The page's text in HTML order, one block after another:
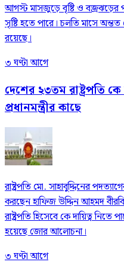
আগস্ট মাসজুড়ে বৃষ্টি ও বজ্রঝড়ের
সৃষ্টি হতে পারে। চলতি মাসে
রয়েছে।
৩ ঘণ্টা আগে
দেশের ২৩তম রাষ্ট্রপতি কে
প্রধানমন্ত্রীর কাছে
রাষ্ট্রপতি মো. সাহাবুদ্দিনের
করছেন হাফিজ উদ্দিন আহমদ
রাষ্ট্রপতি হিসেবে কে দায়িত্ব
হয়েছে জোর আলোচনা।
৩ ঘণ্টা আগে